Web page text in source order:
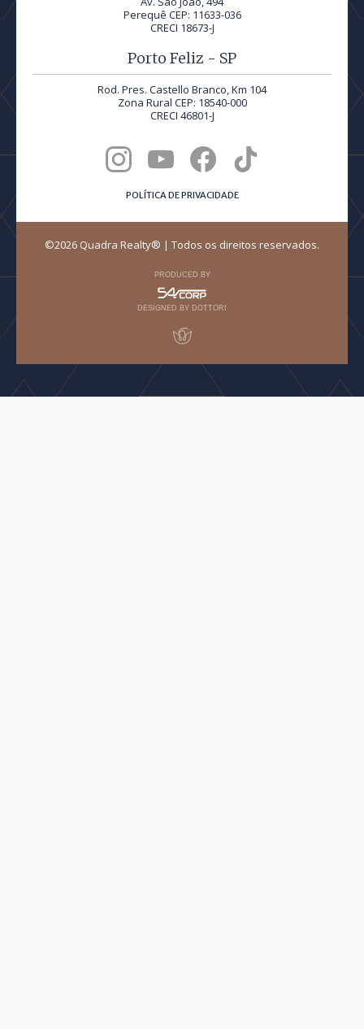
Perequê CEP: 11633-036
CRECI 18673-J
Porto Feliz - SP
Rod. Pres. Castello Branco, Km 104
Zona Rural CEP: 18540-000
CRECI 46801-J
POLÍTICA DE PRIVACIDADE
©2026 Quadra Realty® | Todos os direitos reservados.
PRODUCED BY
DESIGNED BY DOTTORI